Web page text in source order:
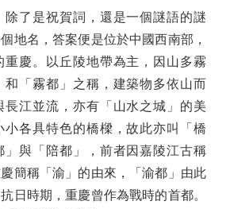
了是祝賀詞，還是一個謎語的謎
地名，答案便是位於中國西南部，
重慶。以丘陵地帶為主，因山多霧
和「霧都」之稱，建築物多依山而
長江並流，亦有「山水之城」的美
小各具特色的橋樑，故此亦叫「橋
」與「陪都」，前者因嘉陵江古稱
慶簡稱「渝」的由來，「渝都」由此
日時期，重慶曾作為戰時的首都。